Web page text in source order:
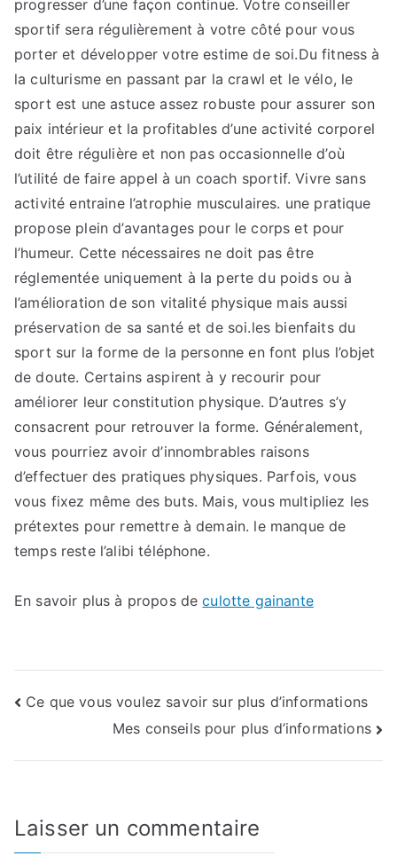
progresser d’une façon continue. Votre conseiller
sportif sera régulièrement à votre côté pour vous
porter et développer votre estime de soi.Du fitness à
la culturisme en passant par la crawl et le vélo, le
sport est une astuce assez robuste pour assurer son
paix intérieur et la profitables d’une activité corporel
doit être régulière et non pas occasionnelle d’où
l’utilité de faire appel à un coach sportif. Vivre sans
activité entraine l’atrophie musculaires. une pratique
propose plein d’avantages pour le corps et pour
l’humeur. Cette nécessaires ne doit pas être
réglementée uniquement à la perte du poids ou à
l’amélioration de son vitalité physique mais aussi
préservation de sa santé et de soi.les bienfaits du
sport sur la forme de la personne en font plus l’objet
de doute. Certains aspirent à y recourir pour
améliorer leur constitution physique. D’autres s’y
consacrent pour retrouver la forme. Généralement,
vous pourriez avoir d’innombrables raisons
d’effectuer des pratiques physiques. Parfois, vous
vous fixez même des buts. Mais, vous multipliez les
prétextes pour remettre à demain. le manque de
temps reste l’alibi téléphone.
En savoir plus à propos deculotte gainante
Navigation
Ce que vous voulez savoir sur plus d’informations
Mes conseils pour plus d’informations
Laisser un commentaire